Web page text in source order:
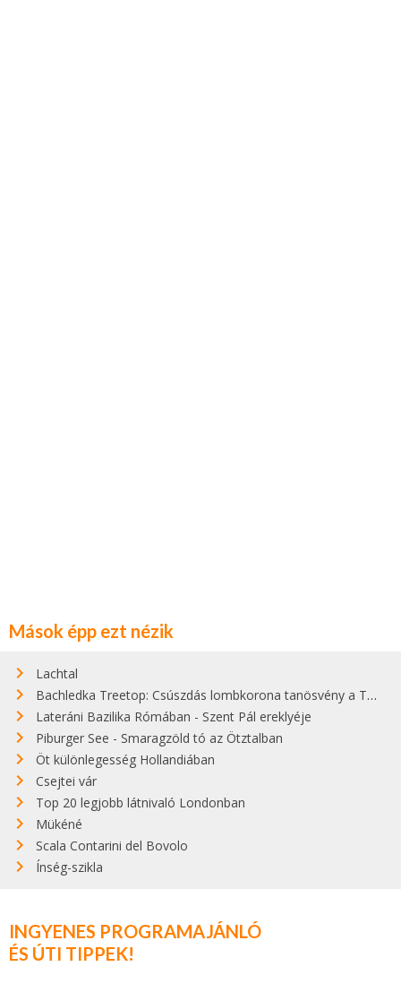
Mások épp ezt nézik
Lachtal
Bachledka Treetop: Csúszdás lombkorona tanösvény a Tátrában
Lateráni Bazilika Rómában - Szent Pál ereklyéje
Piburger See - Smaragzöld tó az Ötztalban
Öt különlegesség Hollandiában
Csejtei vár
Top 20 legjobb látnivaló Londonban
Mükéné
Scala Contarini del Bovolo
Ínség-szikla
INGYENES PROGRAMAJÁNLÓ
ÉS ÚTI TIPPEK!